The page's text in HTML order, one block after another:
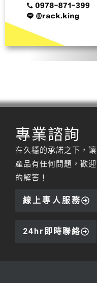
專業諮詢
在久穩的承諾之下，
產品有任何問題，歡
的解答！
線上專人服務
24hr即時聯絡